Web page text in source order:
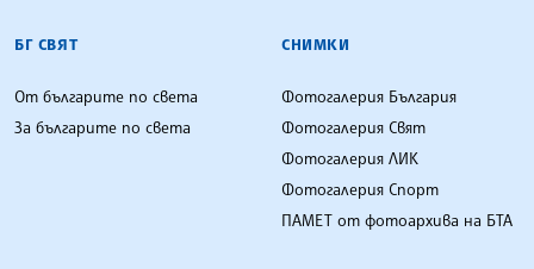
БГ СВЯТ
От българите по света
За българите по света
СНИМКИ
Фотогалерия България
Фотогалерия Свят
Фотогалерия ЛИК
Фотогалерия Спорт
ПАМЕТ от фотоархива на БТА